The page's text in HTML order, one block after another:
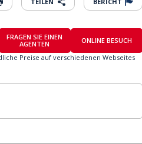
FRAGEN SIE EINEN
AGENTEN
ONLINE BESUCH
Preise auf verschiedenen Webseites